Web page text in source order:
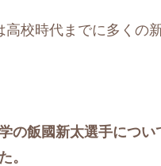
高校時代までに多くの
の飯國新太選手につ
。